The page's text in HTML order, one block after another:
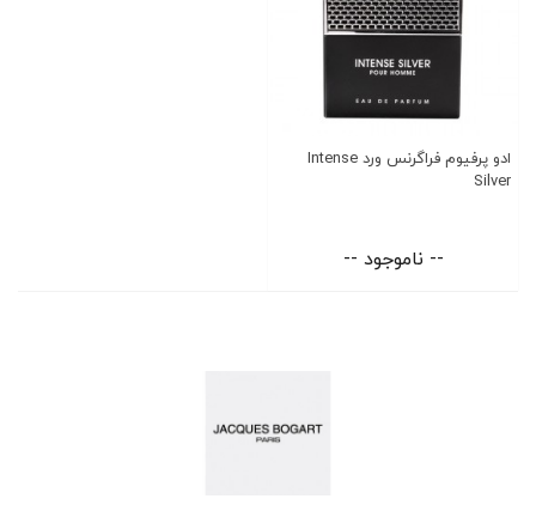
ادو پرفیوم فراگرنس ورد Intense
Silver
-- ناموجود --